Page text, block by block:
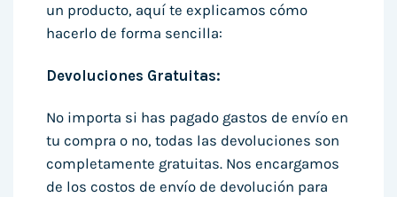
un producto, aquí te explicamos cómo
hacerlo de forma sencilla:
Devoluciones Gratuitas:
No importa si has pagado gastos de envío en
tu compra o no, todas las devoluciones son
completamente gratuitas. Nos encargamos
de los costos de envío de devolución para